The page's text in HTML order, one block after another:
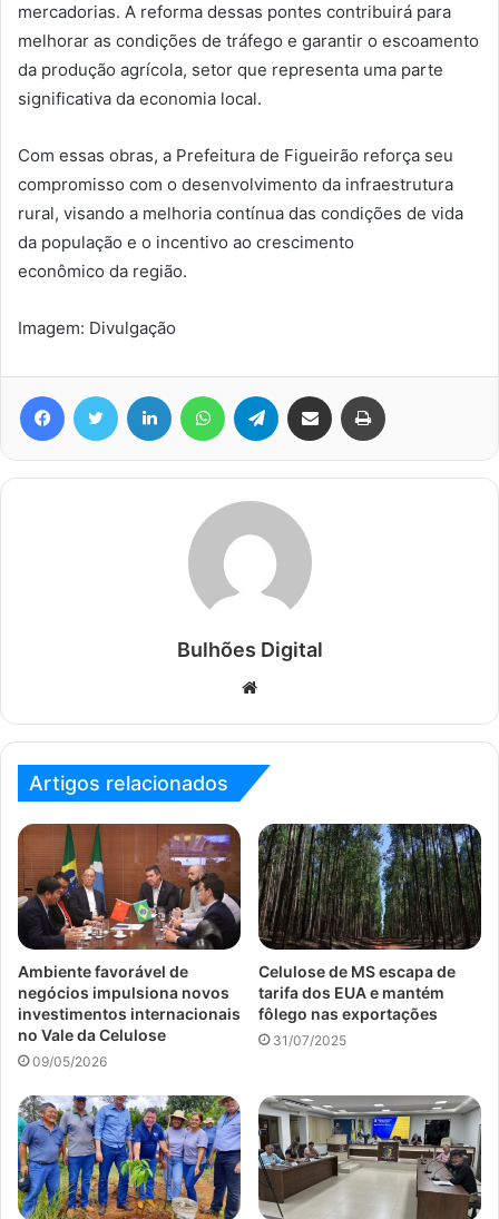
mercadorias. A reforma dessas pontes contribuirá para
melhorar as condições de tráfego e garantir o escoamento
da produção agrícola, setor que representa uma parte
significativa da economia local.
Com essas obras, a Prefeitura de Figueirão reforça seu
compromisso com o desenvolvimento da infraestrutura
rural, visando a melhoria contínua das condições de vida
da população e o incentivo ao crescimento
econômico da região.
Imagem: Divulgação
FacebookTwitter Linkedin WhatsAppTelegram Compartilhar via e-mail
Bulhões Digital
Website
Artigos relacionados
Ambiente favorável de
negócios impulsiona novos
investimentos internacionais
no Vale da Celulose
09/05/2026
Celulose de MS escapa de
tarifa dos EUA e mantém
fôlego nas exportações
31/07/2025